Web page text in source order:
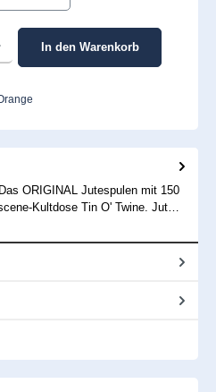
Wert ein oder benutze die Schaltflächen
In den Warenkorb
ORIGINAL Jutespulen mit 150
Kultdose Tin O' Twine. Jut…